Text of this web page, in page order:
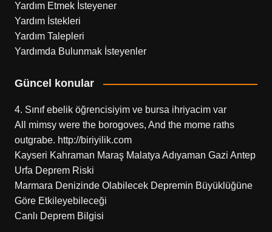
Yardım Etmek İsteyener
Yardım İstekleri
Yardım Talepleri
Yardımda Bulunmak İsteyenler
Güncel konular
4. Sınıf ebelik öğrencisiyim ve bursa ihriyacim var
All mimsy were the borogoves, And the mome raths
outgrabe. http://biriyilik.com
Kayseri Kahraman Maraş Malatya Adıyaman Gazi Antep
Urfa Deprem Riski
Marmara Denizinde Olabilecek Depremin Büyüklüğüne
Göre Etkileyebileceği
Canlı Deprem Bilgisi